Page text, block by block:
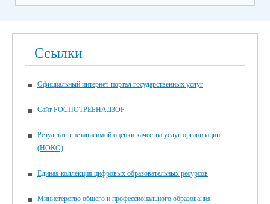
Ссылки
Официальный интернет-портал государственных услуг
Сайт РОСПОТРЕБНАДЗОР
Результаты независимой оценки качества услуг организации
(НОКО)
Единая коллекция цифровых образовательных ресурсов
Министерство общего и профессионального образования